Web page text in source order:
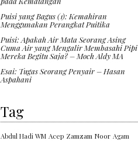
Puisi yang Bagus (1): Kemahiran
Menggunakan Perangkat Puitika
Puisi: Apakah Air Mata Seorang Asing
Cuma Air yang Mengalir Membasahi Pipi
Mereka Begitu Saja? – Moch Aldy MA
Esai: Tugas Seorang Penyair – Hasan
Aspahani
Tag
Abdul Hadi WM Acep Zamzam Noor Agam